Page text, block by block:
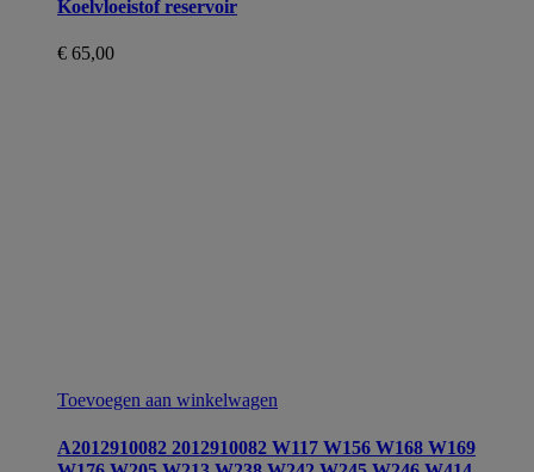
Koelvloeistof reservoir
€ 65,00
Toevoegen aan winkelwagen
A2012910082 2012910082 W117 W156 W168 W169